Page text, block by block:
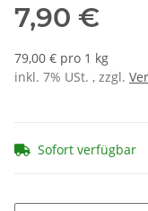
7,90 €
79,00 € pro 1 kg
inkl. 7% USt. , zzgl.
Sofort verfügbar